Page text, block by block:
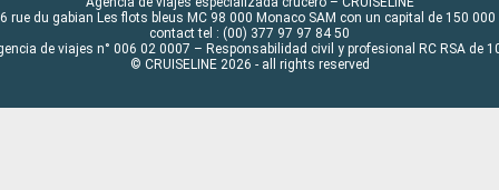
rue du gabian Les flots bleus MC 98 000 Monaco SAM con un capital de 150 000
contact tel : (00) 377 97 97 84 50
de viajes n° 006 02 0007 – Responsabilidad civil y profesional RC RSA de
© CRUISELINE 2026 - all rights reserved